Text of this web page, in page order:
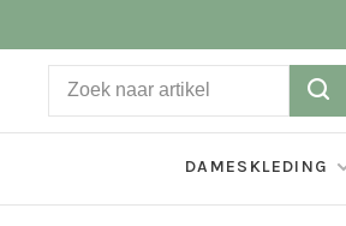
DAMESKLEDING